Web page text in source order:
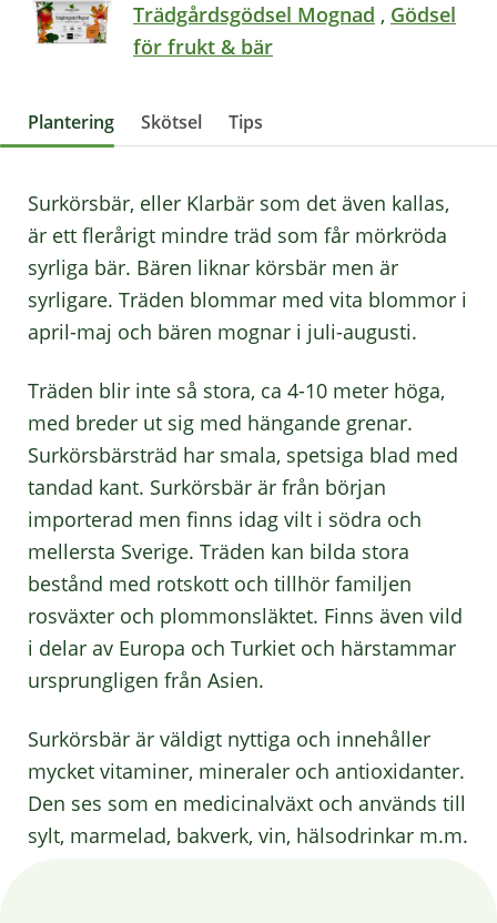
Trädgårdsgödsel Mognad , Gödsel
för frukt & bär
Plantering Skötsel Tips
Surkörsbär, eller Klarbär som det även kallas,
är ett flerårigt mindre träd som får mörkröda
syrliga bär. Bären liknar körsbär men är
syrligare. Träden blommar med vita blommor i
april-maj och bären mognar i juli-augusti.
Träden blir inte så stora, ca 4-10 meter höga,
med breder ut sig med hängande grenar.
Surkörsbärsträd har smala, spetsiga blad med
tandad kant. Surkörsbär är från början
importerad men finns idag vilt i södra och
mellersta Sverige. Träden kan bilda stora
bestånd med rotskott och tillhör familjen
rosväxter och plommonsläktet. Finns även vild
i delar av Europa och Turkiet och härstammar
ursprungligen från Asien.
Surkörsbär är väldigt nyttiga och innehåller
mycket vitaminer, mineraler och antioxidanter.
Den ses som en medicinalväxt och används till
sylt, marmelad, bakverk, vin, hälsodrinkar m.m.